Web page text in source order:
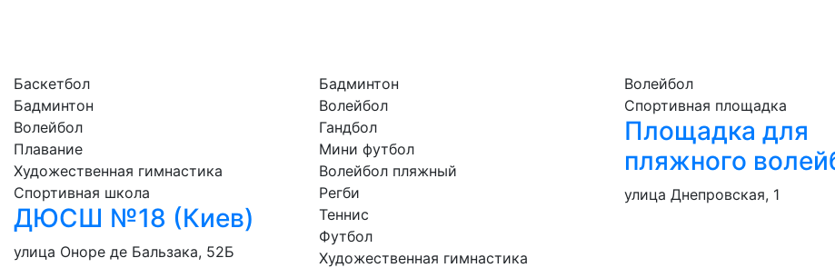
Баскетбол
Бадминтон
Волейбол
Плавание
Художественная гимнастика
Спортивная школа
ДЮСШ №18 (Киев)
улица Оноре де Бальзака, 52Б
Бадминтон
Волейбол
Гандбол
Мини футбол
Волейбол пляжный
Регби
Теннис
Футбол
Художественная гимнастика
Волейбол
Спортивная площадка
Площадка для
пляжного
улица Днепровская, 1